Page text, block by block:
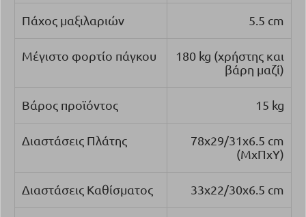
Πάχος μαξιλαριών 5.5 cm
Μέγιστο φορτίο πάγκου
180 kg (χρήστης και
βάρη μαζί)
Βάρος προϊόντος 15 kg
Διαστάσεις Πλάτης
78x29/31x6.5 cm
(ΜxΠxΥ)
Διαστάσεις Καθίσματος 33x22/30x6.5 cm